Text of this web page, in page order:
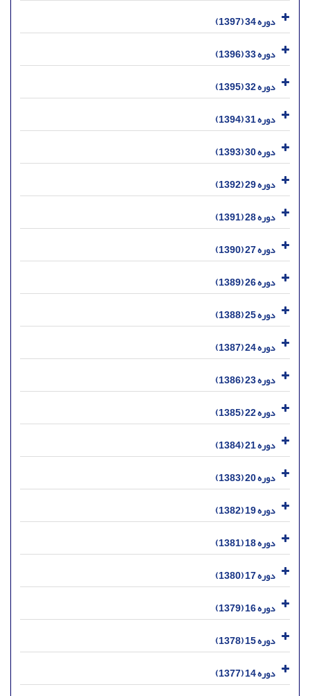
دوره 34 (1397)
دوره 33 (1396)
دوره 32 (1395)
دوره 31 (1394)
دوره 30 (1393)
دوره 29 (1392)
دوره 28 (1391)
دوره 27 (1390)
دوره 26 (1389)
دوره 25 (1388)
دوره 24 (1387)
دوره 23 (1386)
دوره 22 (1385)
دوره 21 (1384)
دوره 20 (1383)
دوره 19 (1382)
دوره 18 (1381)
دوره 17 (1380)
دوره 16 (1379)
دوره 15 (1378)
دوره 14 (1377)